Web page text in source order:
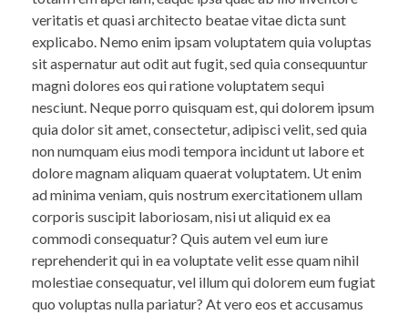
veritatis et quasi architecto beatae vitae dicta sunt
explicabo. Nemo enim ipsam voluptatem quia voluptas
sit aspernatur aut odit aut fugit, sed quia consequuntur
magni dolores eos qui ratione voluptatem sequi
nesciunt. Neque porro quisquam est, qui dolorem ipsum
quia dolor sit amet, consectetur, adipisci velit, sed quia
non numquam eius modi tempora incidunt ut labore et
dolore magnam aliquam quaerat voluptatem. Ut enim
ad minima veniam, quis nostrum exercitationem ullam
corporis suscipit laboriosam, nisi ut aliquid ex ea
commodi consequatur? Quis autem vel eum iure
reprehenderit qui in ea voluptate velit esse quam nihil
molestiae consequatur, vel illum qui dolorem eum fugiat
quo voluptas nulla pariatur? At vero eos et accusamus